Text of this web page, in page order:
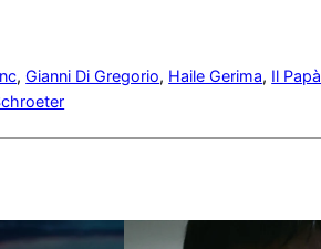
, Gianni Di Gregorio, Haile Gerima, Il